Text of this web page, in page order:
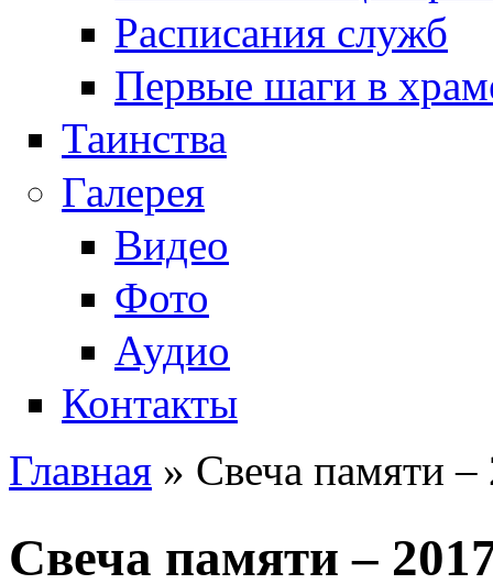
Расписания служб
Первые шаги в
Таинства
Галерея
Видео
Фото
Аудио
Контакты
Вы здесь
Главная » Свеча памяти –
Свеча памяти –